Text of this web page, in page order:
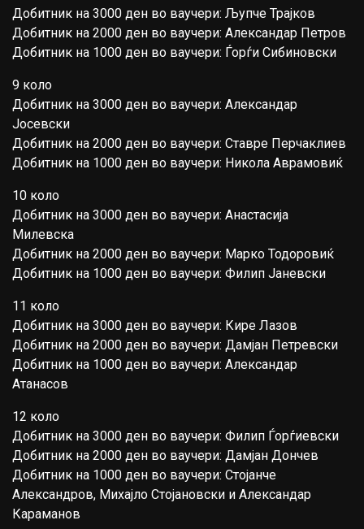
Добитник на 3000 ден во ваучери: Љупче Трајков
Добитник на 2000 ден во ваучери: Александар Петров
Добитник на 1000 ден во ваучери: Ѓорѓи Сибиновски
9 коло
Добитник на 3000 ден во ваучери: Александар
Јосевски
Добитник на 2000 ден во ваучери: Ставре Перчаклиев
Добитник на 1000 ден во ваучери: Никола Аврамовиќ
10 коло
Добитник на 3000 ден во ваучери: Анастасија
Милевска
Добитник на 2000 ден во ваучери: Марко Тодоровиќ
Добитник на 1000 ден во ваучери: Филип Јаневски
11 коло
Добитник на 3000 ден во ваучери: Кире Лазов
Добитник на 2000 ден во ваучери: Дамјан Петревски
Добитник на 1000 ден во ваучери: Александар
Атанасов
12 коло
Добитник на 3000 ден во ваучери: Филип Ѓорѓиевски
Добитник на 2000 ден во ваучери: Дамјан Дончев
Добитник на 1000 ден во ваучери: Стојанче
Александров, Михајло Стојановски и Александар
Караманов